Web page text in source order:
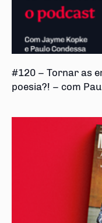
#120 – Tornar as
poesia?! – com